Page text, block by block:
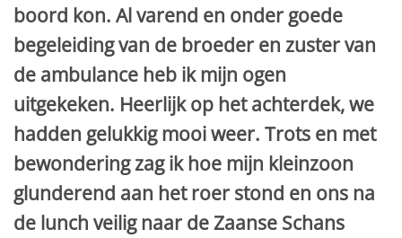
boord kon. Al varend en onder goede
begeleiding van de broeder en zuster van
de ambulance heb ik mijn ogen
uitgekeken. Heerlijk op het achterdek, we
hadden gelukkig mooi weer. Trots en met
bewondering zag ik hoe mijn kleinzoon
glunderend aan het roer stond en ons na
de lunch veilig naar de Zaanse Schans